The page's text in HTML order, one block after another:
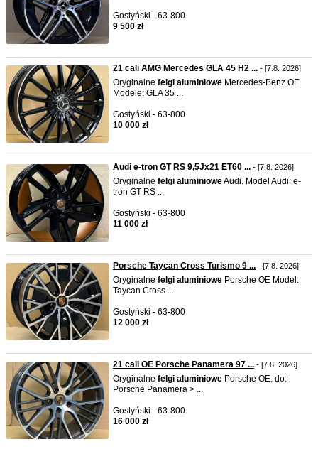
Gostyński - 63-800
9 500 zł
21 cali AMG Mercedes GLA 45 H2 ... - [7.8. 2026]
Oryginalne felgi aluminiowe Mercedes-Benz OE
Modele: GLA 35 ...
Gostyński - 63-800
10 000 zł
Audi e-tron GT RS 9,5Jx21 ET60 ... - [7.8. 2026]
Oryginalne felgi aluminioweAudi. Model Audi: e-
tron GT RS ...
Gostyński - 63-800
11 000 zł
Porsche Taycan Cross Turismo 9 ... - [7.8. 2026]
Oryginalne felgi aluminiowe Porsche OE Model:
Taycan Cross ...
Gostyński - 63-800
12 000 zł
21 cali OE Porsche Panamera 97 ... - [7.8. 2026]
Oryginalne felgi aluminiowe Porsche OE. do:
Porsche Panamera > ...
Gostyński - 63-800
16 000 zł